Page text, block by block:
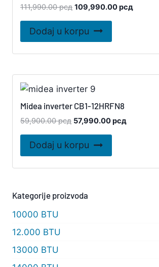
111,990.00рсд Originalna
je
bila:
111,990.00 рсд.
109,990.00рсдTrenutna
Dodaj u korpu
Midea inverter CB1-12HRFN8
59,900.00рсд Originalna
je
bila:
59,900.00 рсд.
57,990.00рсдTrenutna
Dodaj u korpu
Kategorije proizvoda
10000 BTU
12.000 BTU
13000 BTU